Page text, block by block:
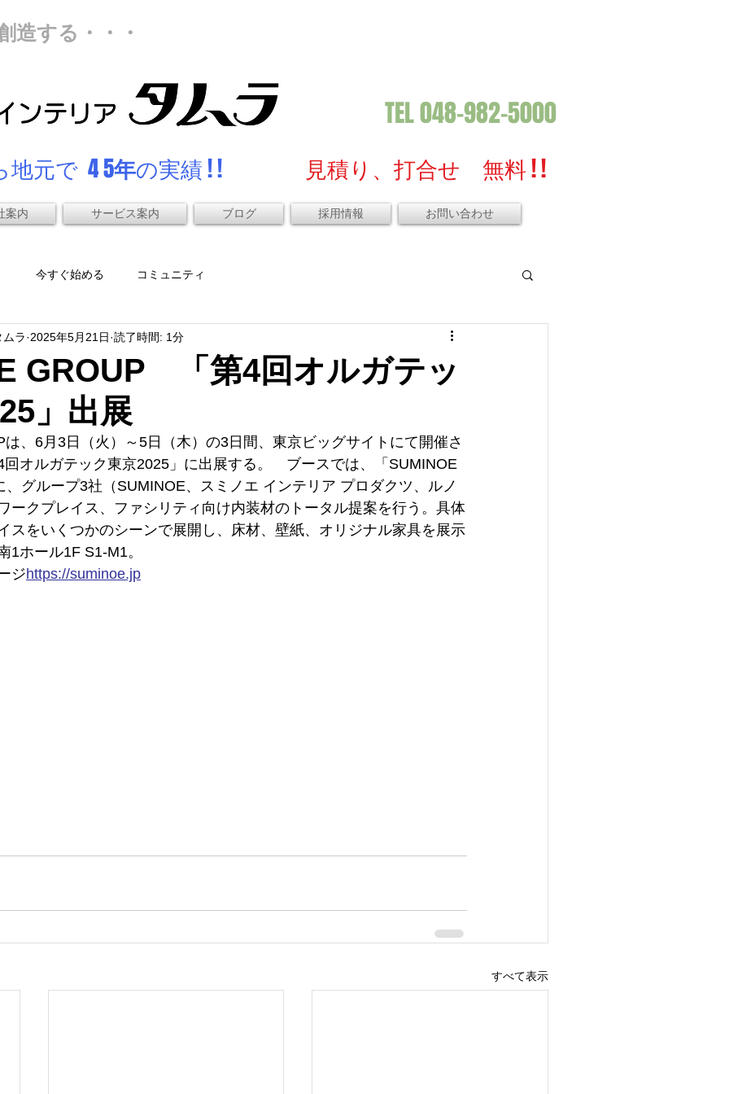
造する・・・
TEL 048-982-5000
元で 4 5年の実績 ! ! 見積り、打合せ 無料 ! !
案内 サービス案内 ブログ 採用情報 お問い合わせ
今すぐ始める コミュニティ
GROUP 「第4回オルガテッ
」出展
ラ 2025年5月21日 読了時間: 1分
、6月3日（火）～5日（木）の3日間、東京ビッグサイトにて開催さ
オルガテック東京2025」に出展する。　ブースでは、「SUMINOE
グループ3社（SUMINOE、スミノエ インテリア プロダクツ、ルノ
ークプレイス、ファシリティ向け内装材のトータル提案を行う。具体
スをいくつかのシーンで展開し、床材、壁紙、オリジナル家具を展示
1ホール1F S1-M1。
ジhttps://suminoe.jp
すべて表示